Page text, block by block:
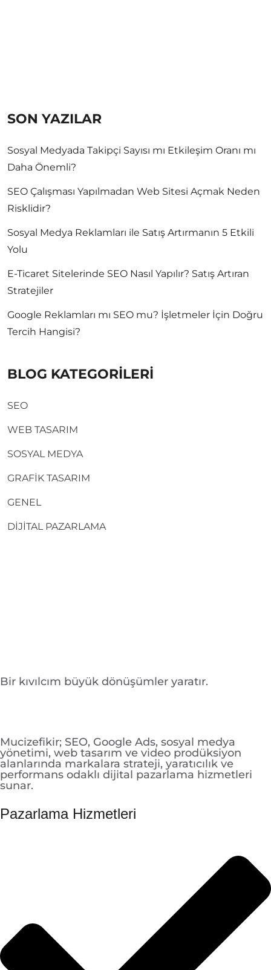
SON YAZILAR
Sosyal Medyada Takipçi Sayısı mı Etkileşim Oranı mı
Daha Önemli?
SEO Çalışması Yapılmadan Web Sitesi Açmak Neden
Risklidir?
Sosyal Medya Reklamları ile Satış Artırmanın 5 Etkili
Yolu
E-Ticaret Sitelerinde SEO Nasıl Yapılır? Satış Artıran
Stratejiler
Google Reklamları mı SEO mu? İşletmeler İçin Doğru
Tercih Hangisi?
BLOG KATEGORİLERİ
SEO
WEB TASARIM
SOSYAL MEDYA
GRAFİK TASARIM
GENEL
DİJİTAL PAZARLAMA
Bir kıvılcım büyük dönüşümler yaratır.
Mucizefikir; SEO, Google Ads, sosyal medya
yönetimi, web tasarım ve video prodüksiyon
alanlarında markalara strateji, yaratıcılık ve
performans odaklı dijital pazarlama hizmetleri
sunar.
Pazarlama Hizmetleri